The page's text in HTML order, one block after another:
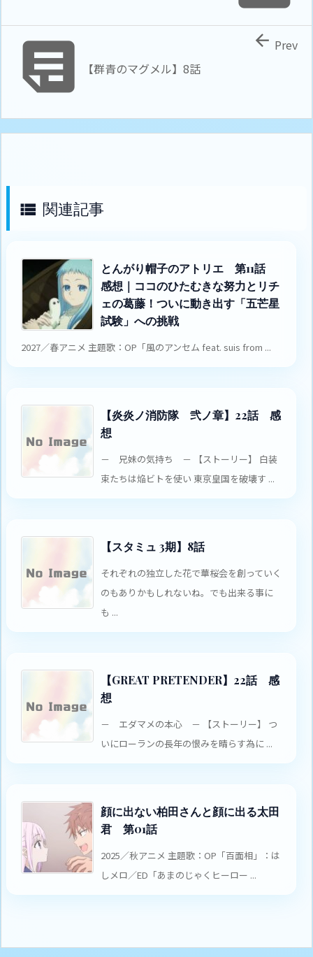

【群青のマグメル】8話
 Prev
 関連記事
とんがり帽子のアトリエ 第11話
感想｜ココのひたむきな努力とリチ
ェの葛藤！ついに動き出す「五芒星
試験」への挑戦
2027／春アニメ 主題歌：OP「風のアンセム feat. suis from ...
【炎炎ノ消防隊 弐ノ章】22話 感
想
－ 兄妹の気持ち － 【ストーリー】 白装
束たちは焔ビトを使い 東京皇国を破壊す ...
【スタミュ 3期】8話
それぞれの独立した花で華桜会を創っていく
のもありかもしれないね。でも出来る事に
も ...
【GREAT PRETENDER】22話 感
想
－ エダマメの本心 － 【ストーリー】 つ
いにローランの長年の恨みを晴らす為に ...
顔に出ない柏田さんと顔に出る太田
君 第01話
2025／秋アニメ 主題歌：OP「百面相」：は
しメロ／ED「あまのじゃくヒーロー ...